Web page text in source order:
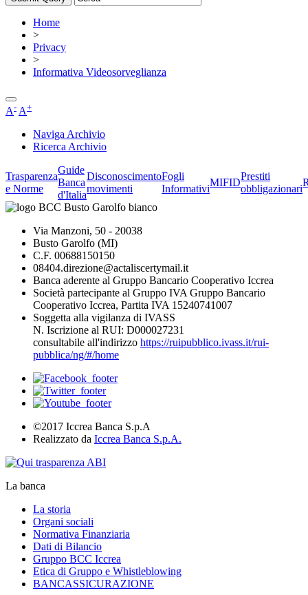
Home
>
Privacy
>
Informativa Videosorveglianza
A- A+
Naviga Archivio
Ricerca Archivio
Trasparenza
e Norme
Guide
Banca
d'Italia
Disconoscimento
movimenti
Fogli
Informativi
MIFID
Prestiti
obbligazionari
Via Manzoni, 50 - 20038
Busto Garolfo (MI)
C.F. 00688150150
08404.direzione@actaliscertymail.it
Banca aderente al Gruppo Bancario Cooperativo Iccrea
Società partecipante al Gruppo IVA Gruppo Bancario
Cooperativo Iccrea, Partita IVA 15240741007
Soggetta alla vigilanza di IVASS
N. Iscrizione al RUI: D000027231
consultabile all'indirizzo https://ruipubblico.ivass.it/rui-
pubblica/ng/#/home
©2017 Iccrea Banca S.p.A
Realizzato da Iccrea Banca S.p.A.
La banca
La storia
Organi sociali
Normativa Finanziaria
Dati di Bilancio
Gruppo BCC Iccrea
Etica di Gruppo e Whistleblowing
BANCASSICURAZIONE